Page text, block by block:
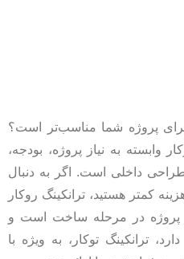
پروژه شما مناسب‌تر است؟
وابسته به نیاز پروژه، بودجه،
داخلی است. اگر به‌ دنبال
کمتر هستید، ترانکینگ روکار
پروژه در مرحله ساخت است و
ترانکینگ توکار، به‌ ویژه با